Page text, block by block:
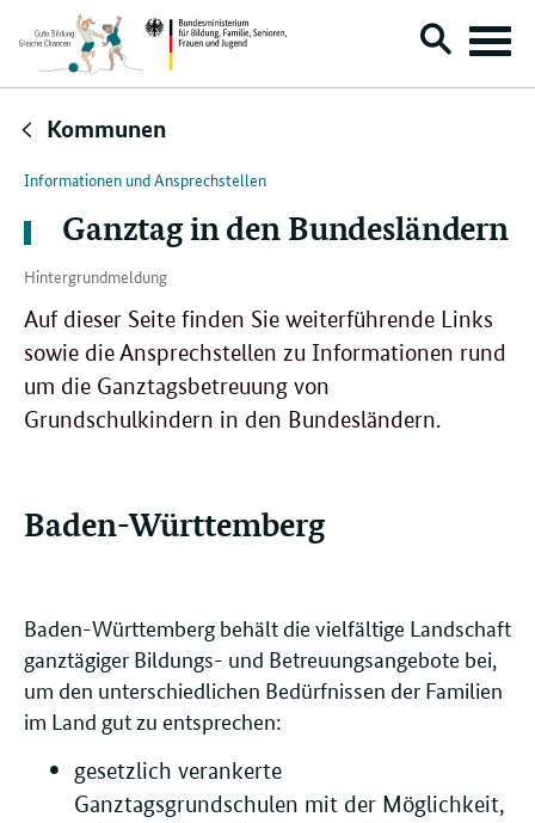
Direktlink:
Suche
Menü
Kommunen
Informationen und Ansprechstellen
Ganztag in den Bundesländern
Hintergrundmeldung
Auf dieser Seite finden Sie weiterführende Links
sowie die Ansprechstellen zu Informationen rund
um die Ganztagsbetreuung von
Grundschulkindern in den Bundesländern.
Baden-Württemberg
Baden-Württemberg behält die vielfältige Landschaft
ganztägiger Bildungs- und Betreuungsangebote bei,
um den unterschiedlichen Bedürfnissen der Familien
im Land gut zu entsprechen:
gesetzlich verankerte
Ganztagsgrundschulen mit der Möglichkeit,